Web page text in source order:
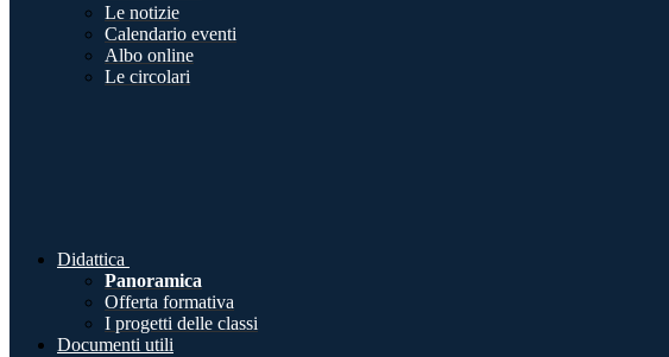
Le notizie
Calendario eventi
Albo online
Le circolari
Didattica
Panoramica
Offerta formativa
I progetti delle classi
Documenti utili